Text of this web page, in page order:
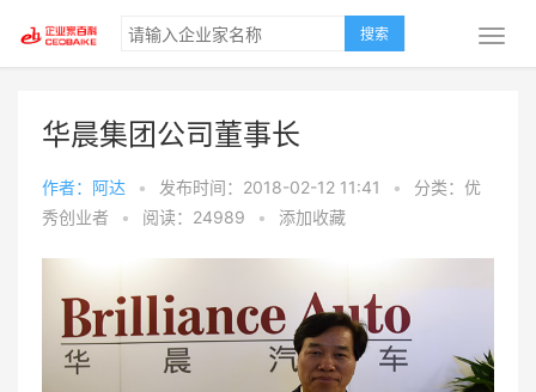
搜索
华晨集团公司董事长
作者：阿达 • 发布时间：2018-02-12 11:41 •
分类：优
秀创业者
• 阅读：24989 • 添加收藏